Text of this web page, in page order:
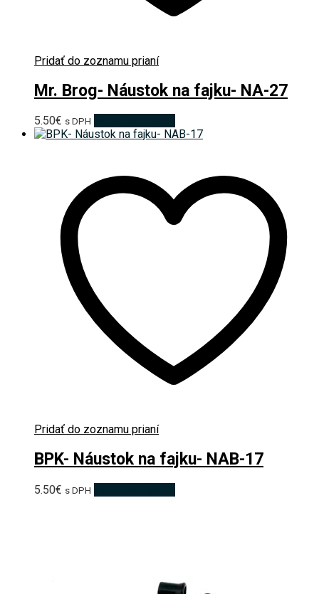
Pridať do zoznamu prianí
Mr. Brog- Náustok na fajku- NA-27
5.50€ s DPH
Pridať do zoznamu prianí
BPK- Náustok na fajku- NAB-17
5.50€ s DPH